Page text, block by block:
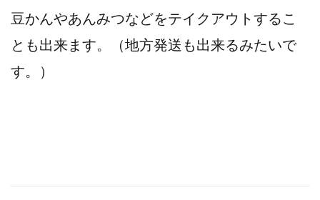
豆かんやあんみつなどをテイクアウトするこ
とも出来ます。（地方発送も出来るみたいで
す。）